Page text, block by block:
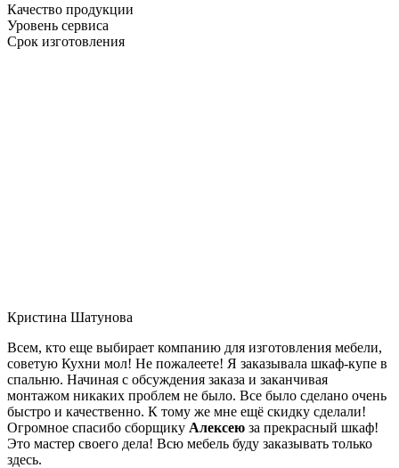
Качество продукции
Уровень сервиса
Срок изготовления
Кристина Шатунова
Всем, кто еще выбирает компанию для изготовления мебели,
советую Кухни мол! Не пожалеете! Я заказывала шкаф-купе в
спальню. Начиная с обсуждения заказа и заканчивая
монтажом никаких проблем не было. Все было сделано очень
быстро и качественно. К тому же мне ещё скидку сделали!
Огромное спасибо сборщику Алексею за прекрасный шкаф!
Это мастер своего дела! Всю мебель буду заказывать только
здесь.